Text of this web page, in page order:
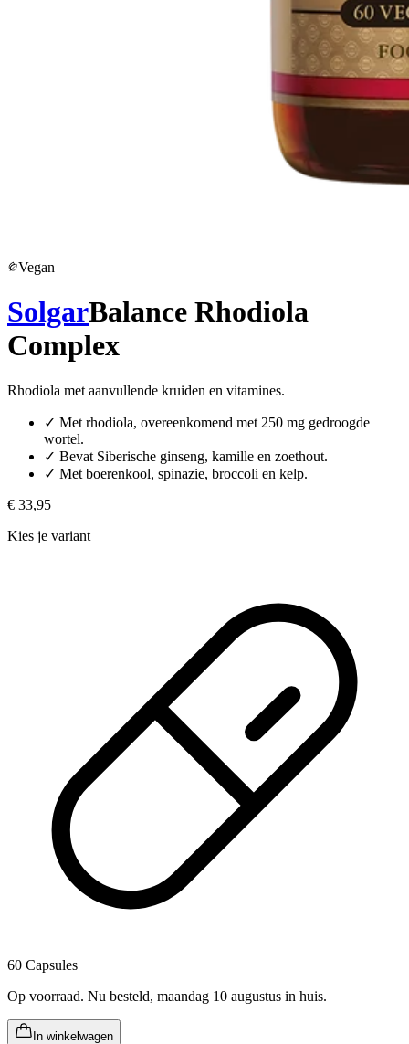
Vegan
SolgarBalance Rhodiola
Complex
Rhodiola met aanvullende kruiden en vitamines.
✓ Met rhodiola, overeenkomend met 250 mg gedroogde
wortel.
✓ Bevat Siberische ginseng, kamille en zoethout.
✓ Met boerenkool, spinazie, broccoli en kelp.
€ 33,95
Kies je variant
60 Capsules
Op voorraad. Nu besteld, maandag 10 augustus in huis.
In winkelwagen